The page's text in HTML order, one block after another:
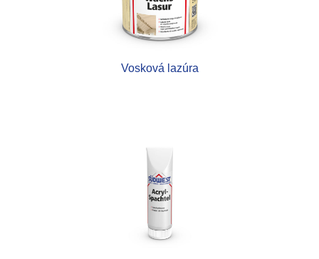
Vosková lazúra